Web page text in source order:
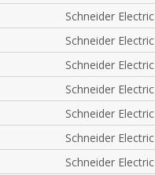
Schneider Electric
Schneider Electric
Schneider Electric
Schneider Electric
Schneider Electric
Schneider Electric
Schneider Electric